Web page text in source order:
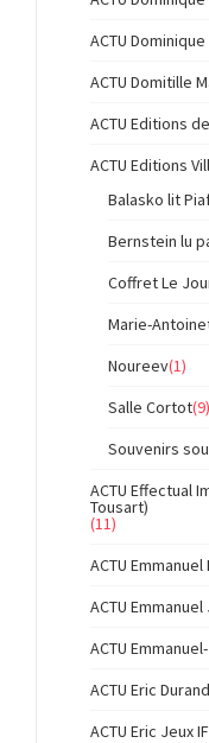
ACTU
ACTU Domitille
ACTU Editions
ACTU Editions
Balasko lit
Bernstein lu
Coffret Le
Marie-
Noureev(1)
Salle Cortot(9)
Souvenirs
ACTU Effectual
Tousart)
(11)
ACTU
ACTU
ACTU
ACTU Eric
ACTU Eric Jeux